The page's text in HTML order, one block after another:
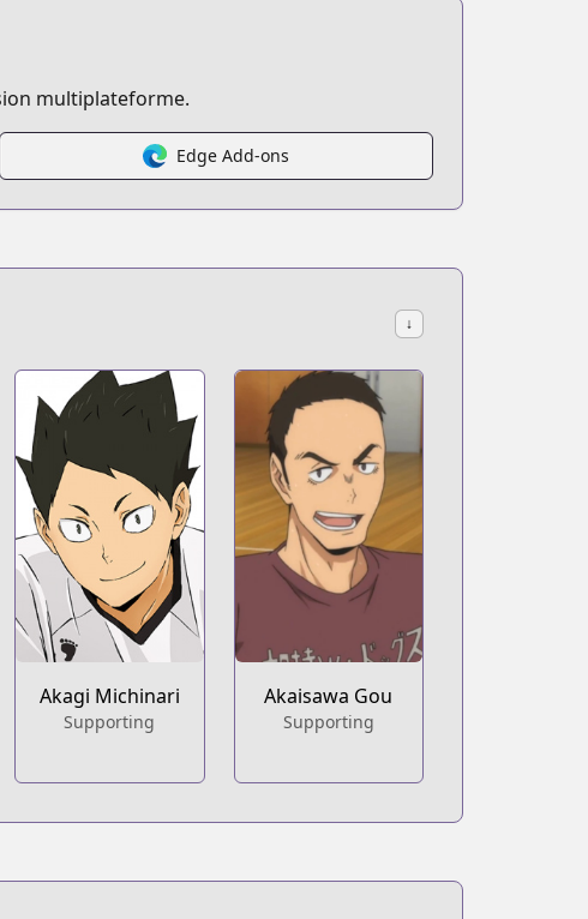
multiplateforme.
Edge Add-ons
↓
Akagi Michinari
Supporting
Akaisawa Gou
Supporting